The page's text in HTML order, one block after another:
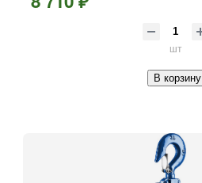
шт
В корзину